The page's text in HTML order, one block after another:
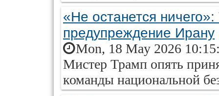
«Не останется
предупреждение Ирану
Mon, 18 May 2026
Мистер Трамп опять
команды национальной